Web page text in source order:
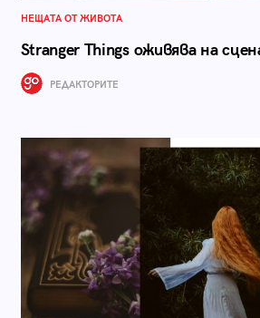
НЕЩАТА ОТ ЖИВОТА
Stranger Things оживява на
РЕДАКТОРИТЕ